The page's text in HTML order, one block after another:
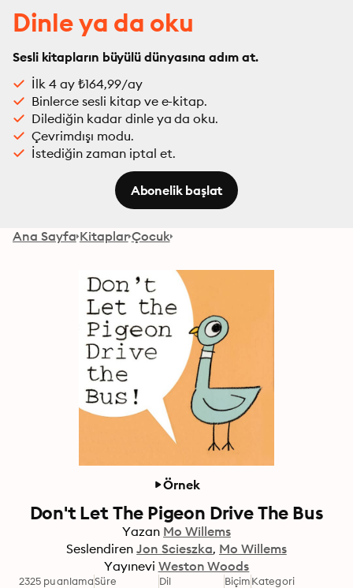
Dinle ya da oku
Sesli kitapların büyülü dünyasına adım at.
İlk 4 ay ₺164,99/ay
Binlerce sesli kitap ve e-kitap.
Dilediğin kadar dinle ya da oku.
Çevrimdışı modu.
İstediğin zaman iptal et.
Abonelik başlat
Ana Sayfa Kitaplar Çocuk
Örnek
Don't Let The Pigeon Drive The Bus
Yazan Mo Willems
Seslendiren Jon Scieszka Mo Willems
Yayınevi Weston Woods
2325 puanlamaSüre Dil BiçimKategori